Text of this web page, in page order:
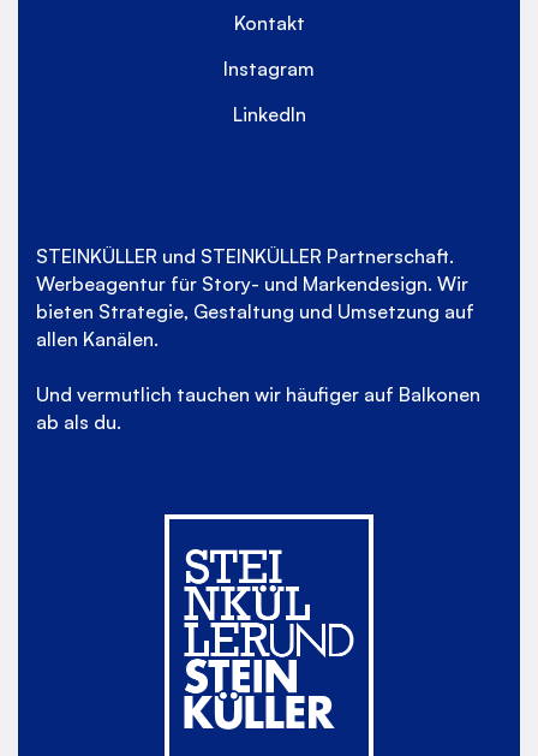
Kontakt
Instagram
LinkedIn
STEINKÜLLER und STEINKÜLLER Partnerschaft.
Werbeagentur für Story- und Marken­design. Wir
bieten Strategie, Gestal­tung und Umsetzung auf
allen Kanälen.
Und vermutlich tauchen wir häufiger auf Balkonen
ab als du.